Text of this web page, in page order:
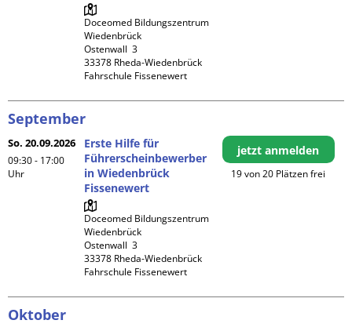
Doceomed Bildungszentrum
Wiedenbrück
Ostenwall  3
33378 Rheda-Wiedenbrück
Fahrschule Fissenewert
September
So. 20.09.2026
09:30 - 17:00
Uhr
Erste Hilfe für
Führerscheinbewerber
in Wiedenbrück
Fissenewert
Doceomed Bildungszentrum
Wiedenbrück
Ostenwall  3
33378 Rheda-Wiedenbrück
Fahrschule Fissenewert
jetzt anmelden
19 von 20 Plätzen frei
Oktober